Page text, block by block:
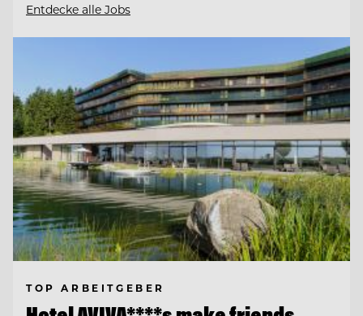
Entdecke alle Jobs
TOP ARBEITGEBER